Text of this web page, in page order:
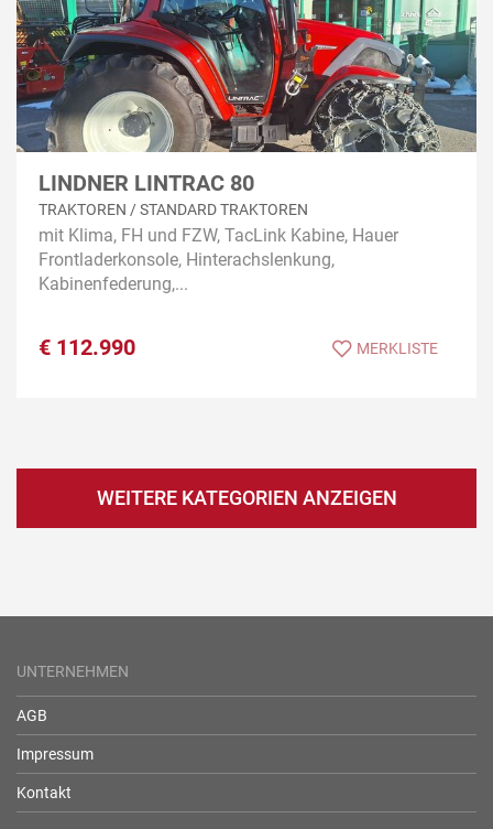
LINDNER LINTRAC 80
TRAKTOREN / STANDARD TRAKTOREN
mit Klima, FH und FZW, TacLink Kabine, Hauer
Frontladerkonsole, Hinterachslenkung,
Kabinenfederung,...
€ 112.990 MERKLISTE
WEITERE KATEGORIEN ANZEIGEN
UNTERNEHMEN
AGB
Impressum
Kontakt